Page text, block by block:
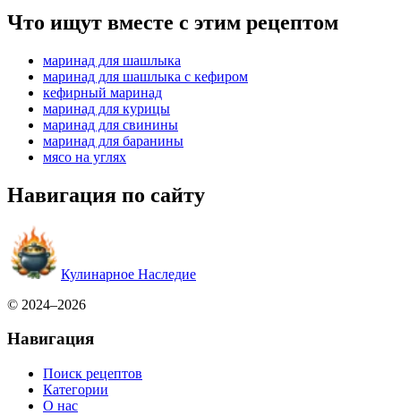
Что ищут вместе с этим рецептом
маринад для шашлыка
маринад для шашлыка с кефиром
кефирный маринад
маринад для курицы
маринад для свинины
маринад для баранины
мясо на углях
Навигация по сайту
Кулинарное Наследие
© 2024–2026
Навигация
Поиск рецептов
Категории
О нас